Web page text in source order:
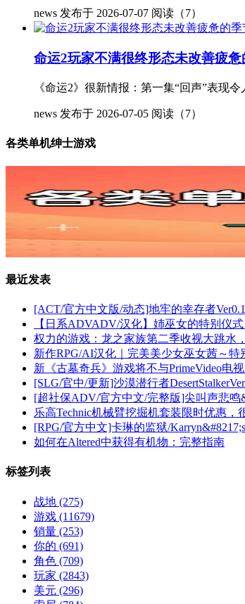
news 发布于 2026-07-07 阅读（7）
命运2玩家不满很终形态未改善疲
《命运2》很新情报：第一集“回声”表现
news 发布于 2026-07-05 阅读（7）
各类单机绅士游戏
最近发表
[ACT/官方中文版/动态]地牢的幸存者
【日系ADVADV/汉化】姉巫女的特别仪
权力的游戏：龙之家族第二季收视大跳水
新作RPG/AI汉化｜完美美少女巫女茜～
新《古墓奇兵》游戏将不与PrimeVideo电
[SLG/官中/更新]沙漠潜行者
[超社保ADV/官方中文/完整版]尖叫声悲鸣
乐高Technic机械臂挖掘机套装限时优惠，
[RPG/官方中文]卡琳的监狱/
如何在Altered中获得有机物：完整指南
标签列表
战地 (275)
游戏 (11679)
销量 (253)
你的 (691)
角色 (709)
玩家 (2843)
美元 (296)